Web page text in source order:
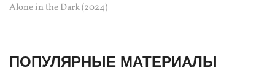
Alone in the Dark (2024)
ПОПУЛЯРНЫЕ МАТЕРИАЛЫ